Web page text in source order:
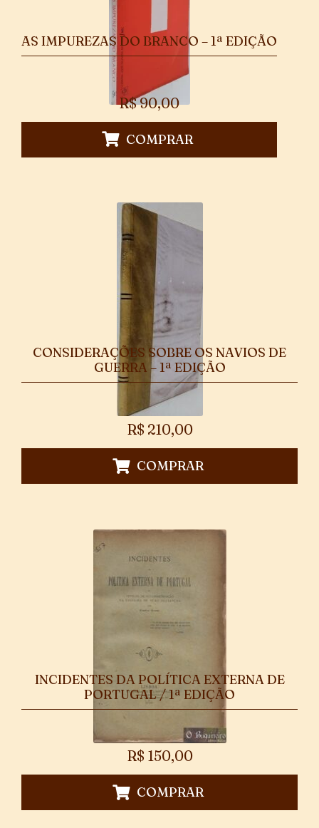
AS IMPUREZAS DO BRANCO – 1ª EDIÇÃO
R$90,00
COMPRAR
CONSIDERAÇÕES SOBRE OS NAVIOS DE
GUERRA – 1ª EDIÇÃO
R$ 210,00
COMPRAR
INCIDENTES DA POLÍTICA EXTERNA DE
PORTUGAL / 1ª EDIÇÃO
R$ 150,00
COMPRAR